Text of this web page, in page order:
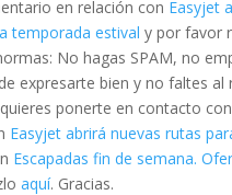
en relación con Easyjet
temporada estival y por favor
No hagas SPAM, no
expresarte bien y no faltes
ponerte en contacto
Easyjet abrirá nuevas rutas
Escapadas fin de semana.
aquí. Gracias.